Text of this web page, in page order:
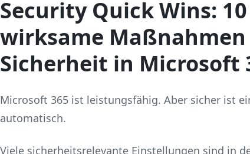
Security Quick Wins:
wirksame
Sicherheit in Microsoft
Microsoft 365 ist leistungsfähig. Aber sicher ist
automatisch.
Viele sicherheitsrelevante Einstellungen sind in